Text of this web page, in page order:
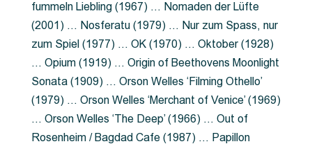
fummeln Liebling (1967) … Nomaden der Lüfte
(2001) … Nosferatu (1979) … Nur zum Spass, nur
zum Spiel (1977) … OK (1970) … Oktober (1928)
… Opium (1919) … Origin of Beethovens Moonlight
Sonata (1909) … Orson Welles ‘Filming Othello’
(1979) … Orson Welles ‘Merchant of Venice’ (1969)
… Orson Welles ‘The Deep’ (1966) … Out of
Rosenheim / Bagdad Cafe (1987) … Papillon